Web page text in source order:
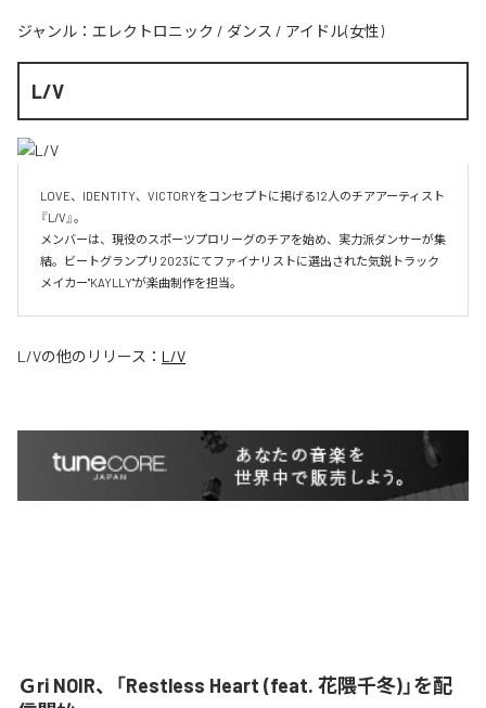
ジャンル： エレクトロニック / ダンス / アイドル(女性)
L/V
LOVE、IDENTITY、VICTORYをコンセプトに掲げる12人のチアアーティスト
『L/V』。
メンバーは、現役のスポーツプロリーグのチアを始め、実力派ダンサーが集
結。ビートグランプリ2023にてファイナリストに選出された気鋭トラック
メイカー"KAYLLY"が楽曲制作を担当。
L/Vの他のリリース： L/V
Ｇri NOIR、「Restless Heart (feat. 花隈千冬)」を配